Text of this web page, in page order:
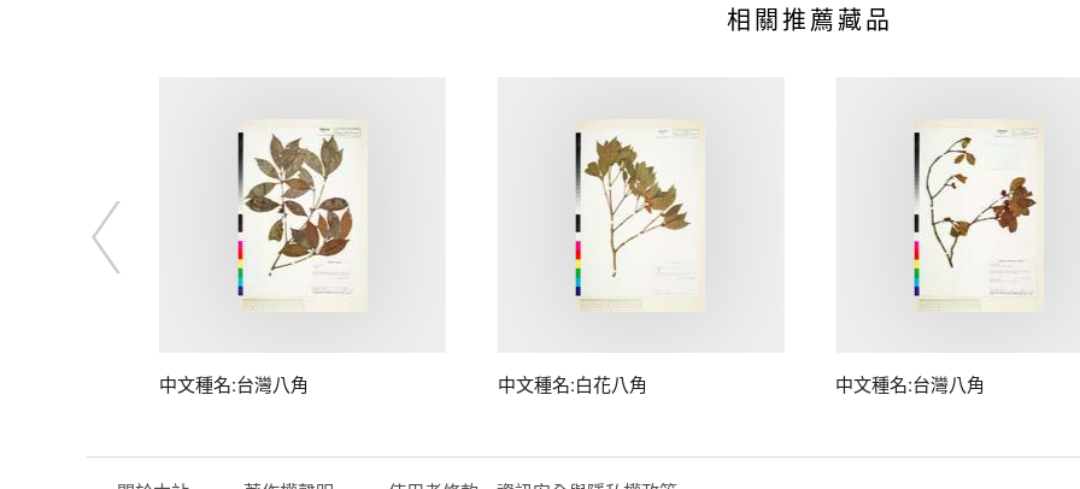
相關推薦藏品
中文種名:台灣八角 中文種名:白花八角 中文種名:台灣八角